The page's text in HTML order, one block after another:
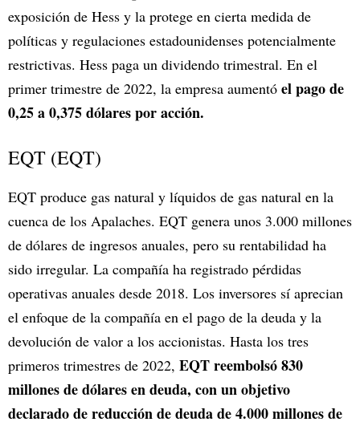
exposición de Hess y la protege en cierta medida de
políticas y regulaciones estadounidenses potencialmente
restrictivas. Hess paga un dividendo trimestral. En el
primer trimestre de 2022, la empresa aumentó el pago de
0,25 a 0,375 dólares por acción.
EQT (EQT)
EQT produce gas natural y líquidos de gas natural en la
cuenca de los Apalaches. EQT genera unos 3.000 millones
de dólares de ingresos anuales, pero su rentabilidad ha
sido irregular. La compañía ha registrado pérdidas
operativas anuales desde 2018. Los inversores sí aprecian
el enfoque de la compañía en el pago de la deuda y la
devolución de valor a los accionistas. Hasta los tres
primeros trimestres de 2022, EQT reembolsó 830
millones de dólares en deuda, con un objetivo
declarado de reducción de deuda de 4.000 millones de